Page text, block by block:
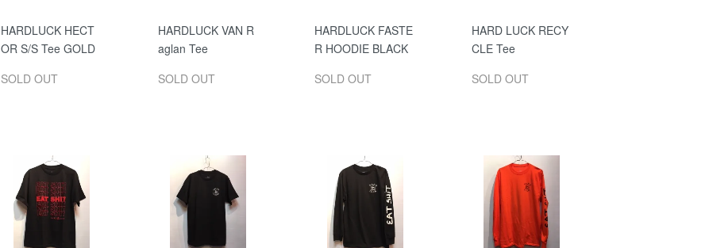
HARDLUCK HECT
OR S/S Tee GOLD
SOLD OUT
HARDLUCK VAN R
aglan Tee
SOLD OUT
HARDLUCK FASTE
R HOODIE BLACK
SOLD OUT
HARD LUCK RECY
CLE Tee
SOLD OUT